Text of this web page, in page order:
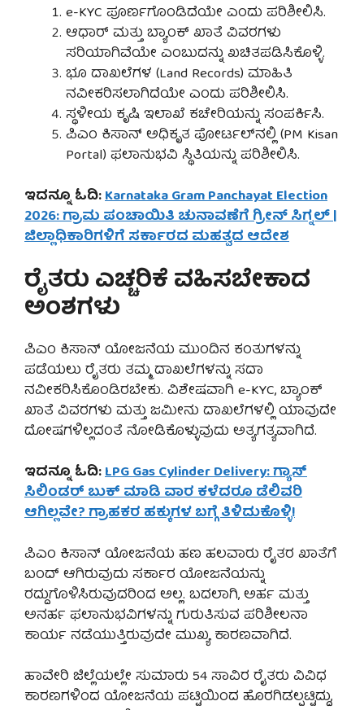
e-KYC ಪೂರ್ಣಗೊಂಡಿದೆಯೇ ಎಂದು ಪರಿಶೀಲಿಸಿ.
ಆಧಾರ್ ಮತ್ತು ಬ್ಯಾಂಕ್ ಖಾತೆ ವಿವರಗಳು
ಸರಿಯಾಗಿವೆಯೇ ಎಂಬುದನ್ನು ಖಚಿತಪಡಿಸಿಕೊಳ್ಳಿ.
ಭೂ ದಾಖಲೆಗಳ (Land Records) ಮಾಹಿತಿ
ನವೀಕರಿಸಲಾಗಿದೆಯೇ ಎಂದು ಪರಿಶೀಲಿಸಿ.
ಸ್ಥಳೀಯ ಕೃಷಿ ಇಲಾಖೆ ಕಚೇರಿಯನ್ನು ಸಂಪರ್ಕಿಸಿ.
ಪಿಎಂ ಕಿಸಾನ್ ಅಧಿಕೃತ ಪೋರ್ಟಲ್‌ನಲ್ಲಿ (PM Kisan
Portal) ಫಲಾನುಭವಿ ಸ್ಥಿತಿಯನ್ನು ಪರಿಶೀಲಿಸಿ.
ಇದನ್ನೂ ಓದಿ:Karnataka Gram Panchayat Election
2026: ಗ್ರಾಮ ಪಂಚಾಯಿತಿ ಚುನಾವಣೆಗೆ ಗ್ರೀನ್ ಸಿಗ್ನಲ್ |
ಜಿಲ್ಲಾಧಿಕಾರಿಗಳಿಗೆ ಸರ್ಕಾರದ ಮಹತ್ವದ ಆದೇಶ
ರೈತರು ಎಚ್ಚರಿಕೆ ವಹಿಸಬೇಕಾದ
ಅಂಶಗಳು
ಪಿಎಂ ಕಿಸಾನ್ ಯೋಜನೆಯ ಮುಂದಿನ ಕಂತುಗಳನ್ನು
ಪಡೆಯಲು ರೈತರು ತಮ್ಮ ದಾಖಲೆಗಳನ್ನು ಸದಾ
ನವೀಕರಿಸಿಕೊಂಡಿರಬೇಕು. ವಿಶೇಷವಾಗಿ e-KYC, ಬ್ಯಾಂಕ್
ಖಾತೆ ವಿವರಗಳು ಮತ್ತು ಜಮೀನು ದಾಖಲೆಗಳಲ್ಲಿ ಯಾವುದೇ
ದೋಷಗಳಿಲ್ಲದಂತೆ ನೋಡಿಕೊಳ್ಳುವುದು ಅತ್ಯಗತ್ಯವಾಗಿದೆ.
ಇದನ್ನೂ ಓದಿ:LPG Gas Cylinder Delivery: ಗ್ಯಾಸ್
ಸಿಲಿಂಡರ್ ಬುಕ್ ಮಾಡಿ ವಾರ ಕಳೆದರೂ ಡೆಲಿವರಿ
ಆಗಿಲ್ಲವೇ? ಗ್ರಾಹಕರ ಹಕ್ಕುಗಳ ಬಗ್ಗೆ ತಿಳಿದುಕೊಳ್ಳಿ!
ಪಿಎಂ ಕಿಸಾನ್ ಯೋಜನೆಯ ಹಣ ಹಲವಾರು ರೈತರ ಖಾತೆಗೆ
ಬಂದ್ ಆಗಿರುವುದು ಸರ್ಕಾರ ಯೋಜನೆಯನ್ನು
ರದ್ದುಗೊಳಿಸಿರುವುದರಿಂದ ಅಲ್ಲ. ಬದಲಾಗಿ, ಅರ್ಹ ಮತ್ತು
ಅನರ್ಹ ಫಲಾನುಭವಿಗಳನ್ನು ಗುರುತಿಸುವ ಪರಿಶೀಲನಾ
ಕಾರ್ಯ ನಡೆಯುತ್ತಿರುವುದೇ ಮುಖ್ಯ ಕಾರಣವಾಗಿದೆ.
ಹಾವೇರಿ ಜಿಲ್ಲೆಯಲ್ಲೇ ಸುಮಾರು 54 ಸಾವಿರ ರೈತರು ವಿವಿಧ
ಕಾರಣಗಳಿಂದ ಯೋಜನೆಯ ಪಟ್ಟಿಯಿಂದ ಹೊರಗಿಡಲ್ಪಟ್ಟಿದ್ದು,